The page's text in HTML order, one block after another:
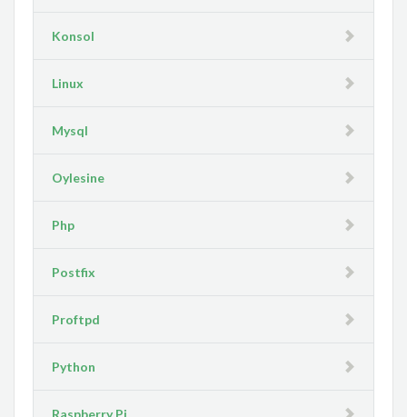
Konsol
Linux
Mysql
Oylesine
Php
Postfix
Proftpd
Python
Raspberry Pi